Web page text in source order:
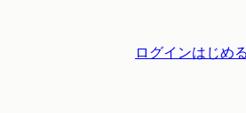
ログインはじめる